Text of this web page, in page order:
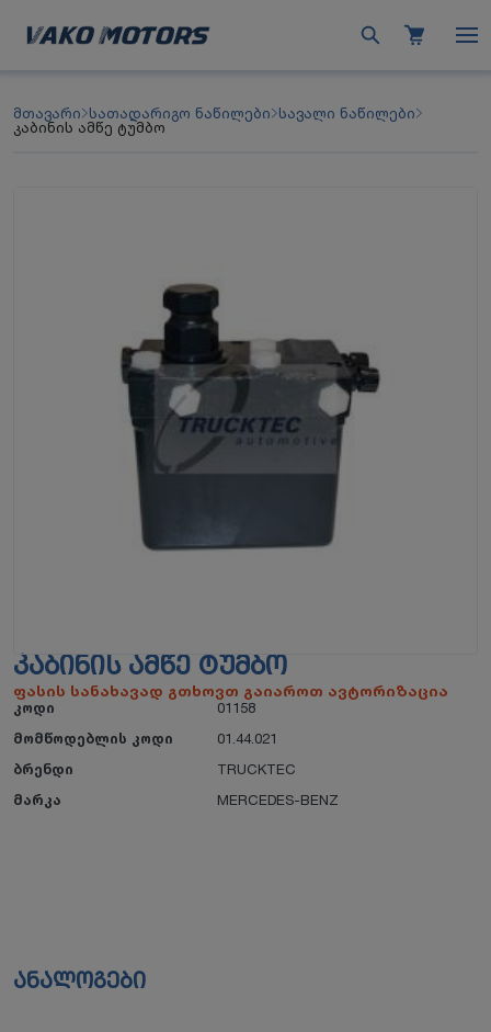
მთავარი სათადარიგო ნაწილები სავალი ნაწილები
კაბინის ამწე ტუმბო
ᲙᲐᲑᲘᲜᲘᲡ ᲐᲛᲬᲔ ᲢᲣᲛᲑᲝ
ფასის სანახავად გთხოვთ გაიაროთ ავტორიზაცია
კოდი
01158
მომწოდებლის კოდი
01.44.021
ბრენდი
TRUCKTEC
მარკა
MERCEDES-BENZ
ანალოგები